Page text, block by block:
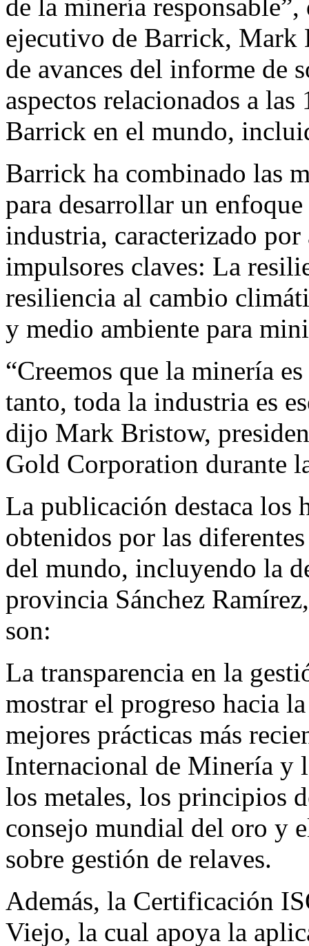
de la minería
ejecutivo de Barrick, Mark
de avances del informe de
aspectos relacionados a
Barrick en el mundo,
Barrick ha combinado las
para desarrollar un
industria, caracterizado por
impulsores claves: La
resiliencia al cambio
y medio ambiente para
“Creemos que la minería
tanto, toda la industria es
dijo Mark Bristow,
Gold Corporation durante
La publicación destaca los
obtenidos por las
del mundo, incluyendo la
provincia Sánchez
son:
La transparencia en la
mostrar el progreso hacia
mejores prácticas más
Internacional de Minería y
los metales, los principios
consejo mundial del oro y
sobre gestión de relaves.
Además, la Certificación
Viejo, la cual apoya la